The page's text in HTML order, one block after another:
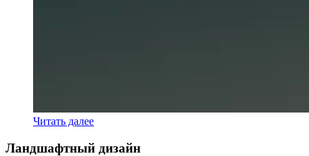
Читать далее
Ландшафтный дизайн